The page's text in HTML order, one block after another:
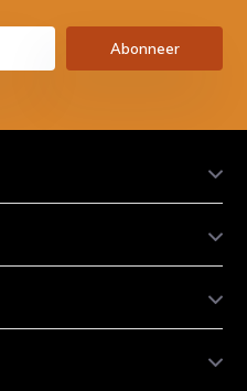
Abonneer